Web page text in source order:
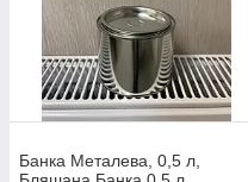
Банка Металева, 0,5 л,